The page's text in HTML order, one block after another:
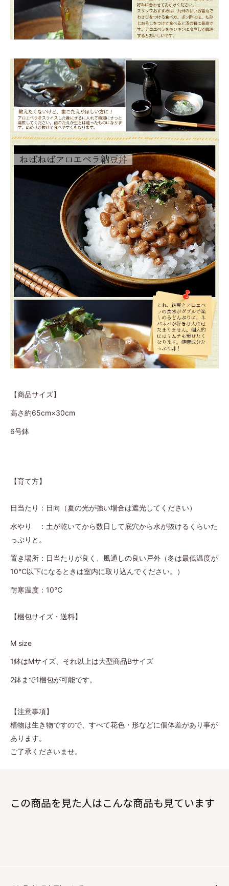
【商品サイズ】
高さ約65cm×30cm
6号鉢
【育て方】
日当たり：日向（夏の光が強い場合は遮光してください）
水やり ：土が乾いてから数日して底穴から水が抜けるくらいた
っぷりと。
置き場所：日当たりが良く、風通しの良い戸外（冬は最低温度が
10℃以下になるときは室内に取り込んでください。
）
耐寒温度：10℃
【梱包サイズ・送料】
M size
1鉢はMサイズ、それ以上は大型商品Bサイズ
2鉢まで1梱包が可能です。
【注意事項】
植物は生き物ですので、すべて花色・形などに個体差があり事が
あります。
ご了承くださいませ。
この商品を見た人はこんな商品も見ています